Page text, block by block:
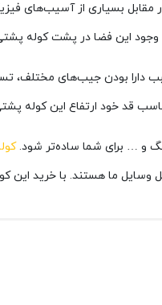
بسیاری از آسیب‌های
این فضا در پشت کوله
بودن جیب‌های مختلف،
قد خود ارتفاع این کوله
و … برای شما ساده‌تر شود.
وسایل ما هستند. با خرید